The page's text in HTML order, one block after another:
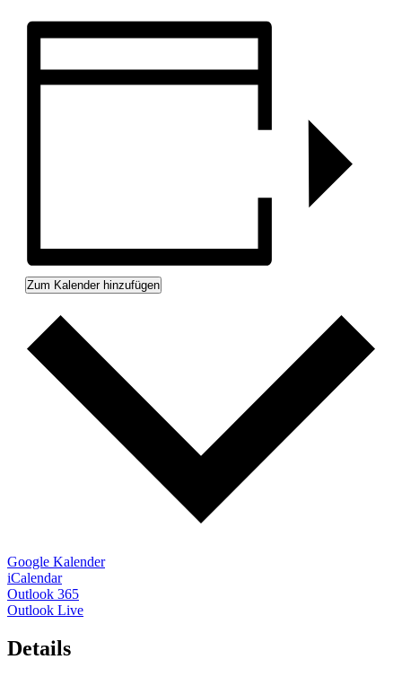
Zum Kalender hinzufügen
Google Kalender
iCalendar
Outlook 365
Outlook Live
Details